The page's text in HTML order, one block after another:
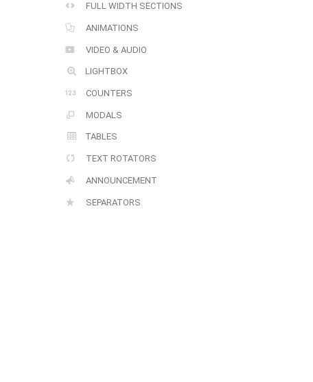
FULL WIDTH SECTIONS
ANIMATIONS
VIDEO & AUDIO
LIGHTBOX
COUNTERS
MODALS
TABLES
TEXT ROTATORS
ANNOUNCEMENT
SEPARATORS